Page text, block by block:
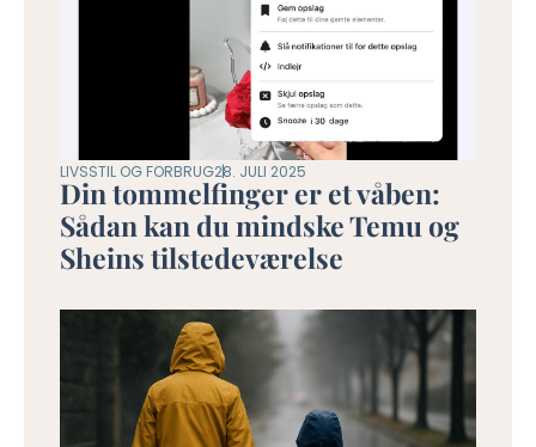
LIVSSTIL OG FORBRUG28. JULI 2025
Din tommelfinger er et våben:
Sådan kan du mindske Temu og
Sheins tilstedeværelse